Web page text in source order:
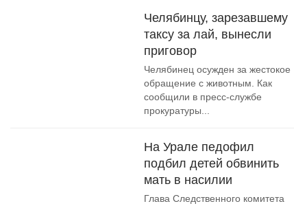
Челябинцу, зарезавшему
таксу за лай, вынесли
приговор
Челябинец осужден за жестокое
обращение с животным. Как
сообщили в пресс-службе
прокуратуры...
На Урале педофил
подбил детей обвинить
мать в насилии
Глава Следственного комитета